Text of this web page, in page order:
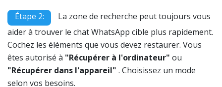
Étape 2:
La zone de recherche peut toujours vous
aider à trouver le chat WhatsApp cible plus rapidement.
Cochez les éléments que vous devez restaurer. Vous
êtes autorisé à "Récupérer à l'ordinateur" ou
"Récupérer dans l'appareil" . Choisissez un mode
selon vos besoins.